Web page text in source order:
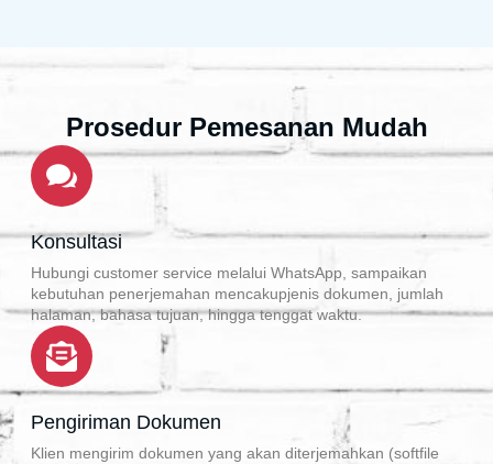
Prosedur Pemesanan Mudah
Konsultasi
Hubungi customer service melalui WhatsApp, sampaikan
kebutuhan penerjemahan mencakupjenis dokumen, jumlah
halaman, bahasa tujuan, hingga tenggat waktu.
Pengiriman Dokumen
Klien mengirim dokumen yang akan diterjemahkan (softfile